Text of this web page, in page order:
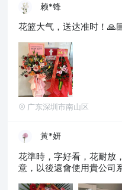
赖*锋
花篮大气，送达准时！
广东深圳市南山区
黃*妍
花準時，字好看，花耐放
意，以後還會使用貴公司